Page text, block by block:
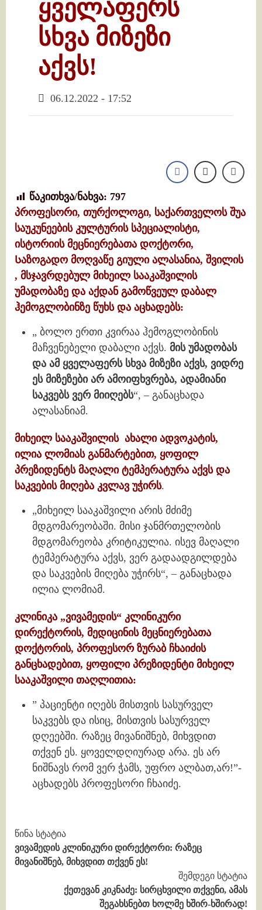
ყველაფერს
სხვა მიზეზი
აქვს!
06.12.2022 - 17:52
წაკითხვა/ნახვა: 797
პროფესორი, თურქოლოგი, საქართველოს შუა
საუკუნეების კულტურის სპეციალისტი,
ისტორიის მეცნიერებათა დოქტორი,
Საზოგადო მოღვაწე გიული ალასანია, შვილის
, მსჯავრდებულ მიხეილ სააკაშვილის
უმადობაზე და აქდან გამოწვეულ დაბალ
ჰემოგლობინზე წუხს და აცხადებს:
„ ბოლო ერთი კვირაა ჰემოგლობინის
მაჩვენებელი დაბალი აქვს. მის უმადობას
და ამ ყველაფერს სხვა მიზეზი აქვს, ვიდრე
ეს მიზეზები არ ამოიფხვრება, ადამიანი
საკვებს ვერ მიიღებს“, – განაცხადა
ალასანიამ.
მიხეილ სააკაშვილის ახალი ადვოკატის,
ილია ლომიას განმარტებით, ყოფილ
პრეზიდენტს მაღალი ტემპერატურა აქვს და
საკვების მიღება კვლავ უჭირს.
„მიხეილ სააკაშვილი არის მძიმე
მდგომარეობაში. მისი ჯანმრთელობის
მდგომარეობა კრიტიკულია. ისევ მაღალი
ტემპერატურა აქვს, ვერ გადაადგილდება
და საკვების მიღება უჭირს“, – განაცხადა
ილია ლომიამ.
კლინიკა „ვივამედის“ კლინიკური
დირექტორის, მედიცინის მეცნიერებათა
დოქტორის, პროფესორ ზურაბ ჩხაიძის
განცხადებით, ყოფილი პრეზიდენტი მიხეილ
სააკაშვილი თაღლითია:
” პაციენტი იღებს მისთვის სასურველ
საკვებს და ისიც, მისთვის სასურველ
დღეებში. რაზეც მივანიშნებ, მიხვდით
თქვენ ეს. ყოველდღიურად არა. ეს არ
ნიშნავს რომ ვერ ჭამს, უფრო ალბათ,არ!”-
აცხადებს პროფესორი ჩხაიძე.
Continue
Reading
წინა სტატია
ვივამედის კლინიკური დირექტორი: რაზეც
მივანიშნებ, მიხვდით თქვენ ეს!
შემდეგი სტატია
ქეთევან კიკნაძე: სირცხვილი თქვენი, ამას
შეგახსნებთ ხოლმე ხშირ-ხშირად!